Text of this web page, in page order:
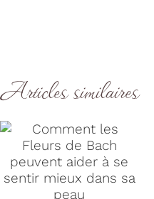
Articles similaires